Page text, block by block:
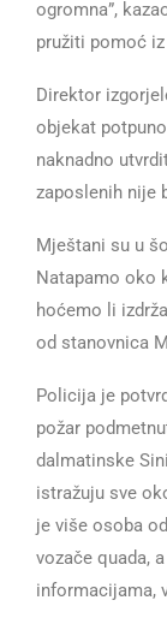
ogromna”,
pružiti pomoć
Direktor
objekat
naknadno
zaposlenih nije
Mještani su u
Natapamo oko
hoćemo li
od stanovnica
Policija je
požar
dalmatinske
istražuju sve
je više osoba
vozače quada,
informacijama,